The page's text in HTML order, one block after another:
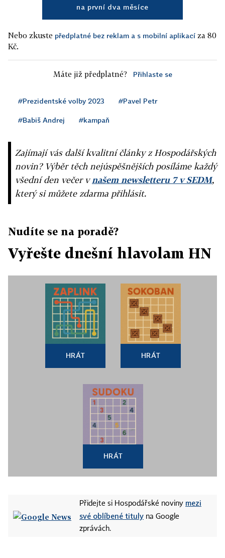
na první dva měsíce
Nebo zkuste předplatné bez reklam a s mobilní aplikací za 80
Kč.
Máte již předplatné? Přihlaste se
#Prezidentské volby 2023 #Pavel Petr
#Babiš Andrej #kampaň
Zajímají vás další kvalitní články z Hospodářských
novin? Výběr těch nejúspěšnějších posíláme každý
všední den večer vnašem newsletteru 7 v SEDM,
který si můžete zdarma přihlásit.
Nudíte se na poradě?
Vyřešte dnešní hlavolam HN
HRÁT HRÁT
HRÁT
Přidejte si Hospodářské noviny mezi
své oblíbené tituly na Google
zprávách.